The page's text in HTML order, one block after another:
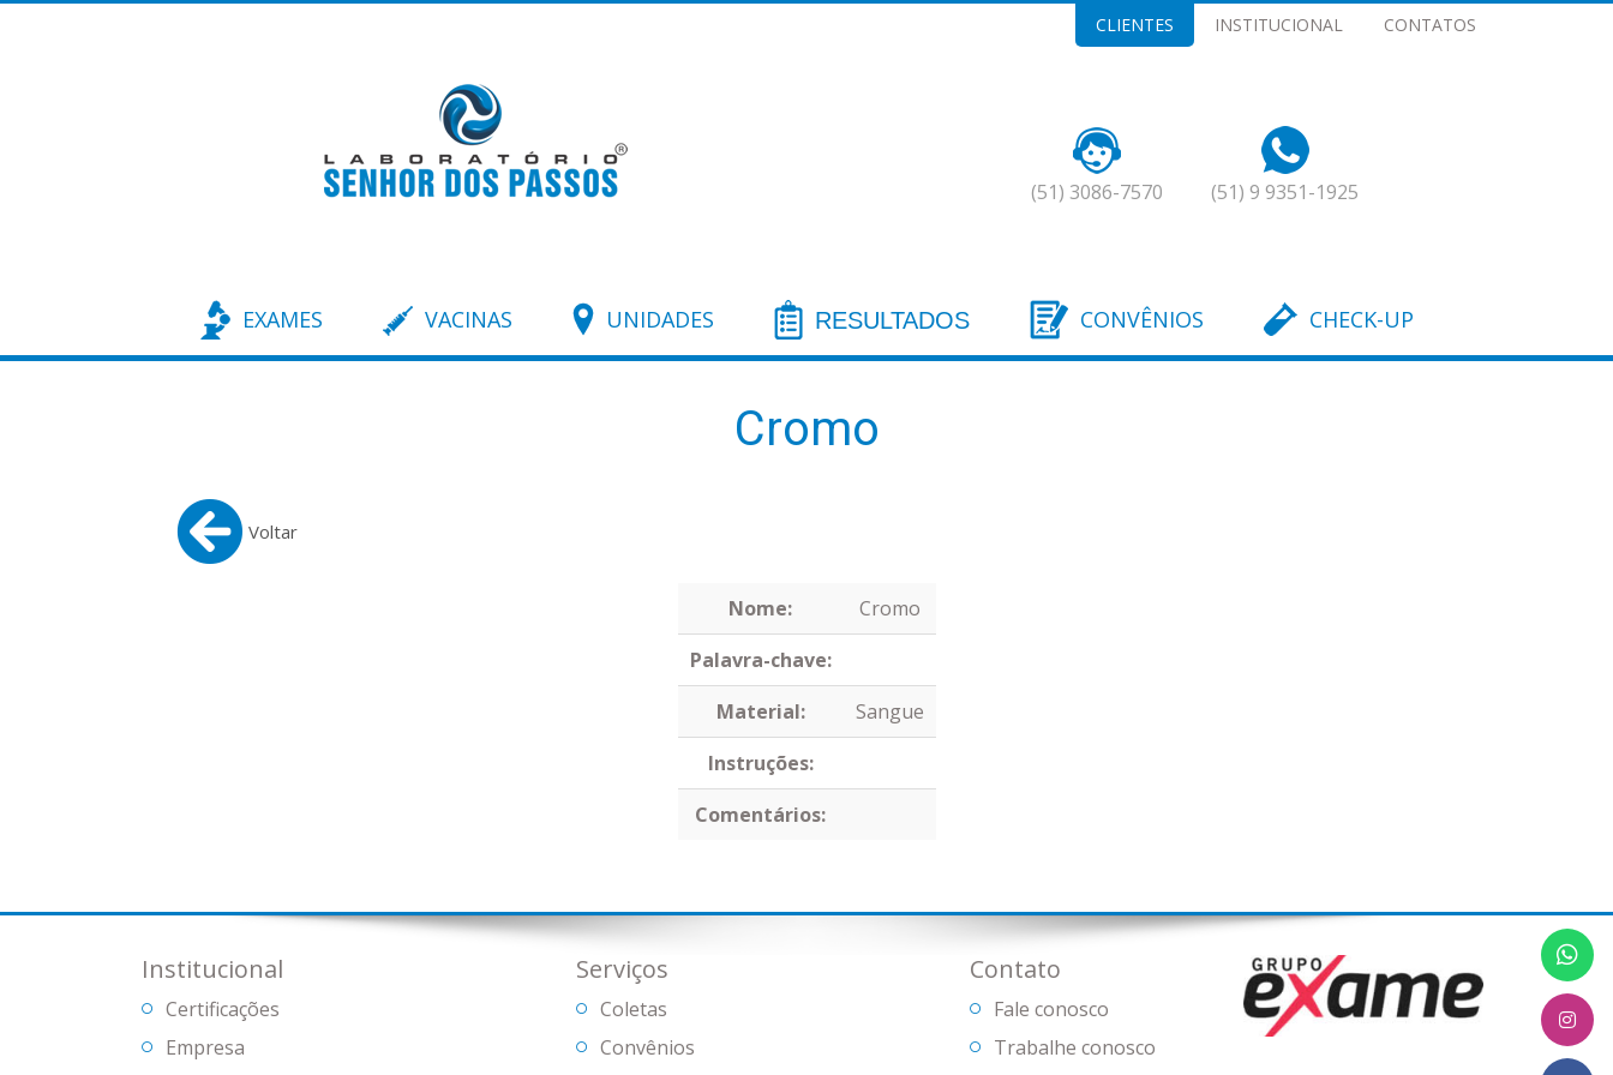
CLIENTES INSTITUCIONAL CONTATOS
(51) 3086-7570 (51) 9 9351-1925
EXAMES VACINAS UNIDADES RESULTADOS CONVÊNIOS CHECK-UP
Cromo
Voltar
Nome:
Cromo
Palavra-chave:
Material:
Sangue
Instruções:
Comentários:
Institucional
Certificações
Empresa
Serviços
Coletas
Convênios
Contato
Fale conosco
Trabalhe conosco